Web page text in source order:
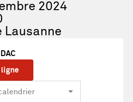
2024
Lausanne
ligne